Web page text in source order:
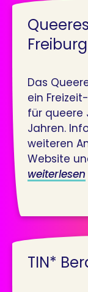
Freiburg
Das
ein
für queere
Jahren.
weiteren
Website
weiterlesen
TIN*